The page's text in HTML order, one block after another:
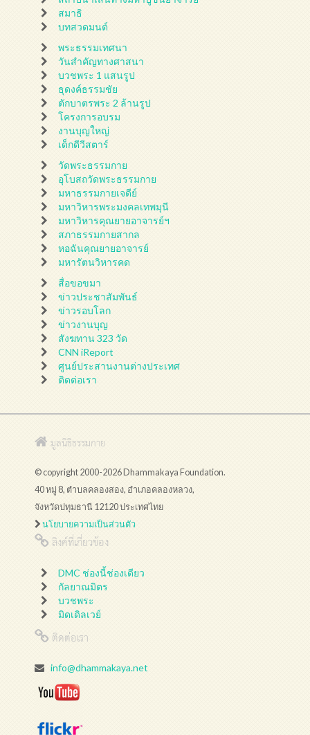
สมาธิ
บทสวดมนต์
พระธรรมเทศนา
วันสำคัญทางศาสนา
บวชพระ 1 แสนรูป
ธุดงค์ธรรมชัย
ตักบาตรพระ 2 ล้านรูป
โครงการอบรม
งานบุญใหญ่
เด็กดีวีสตาร์
วัดพระธรรมกาย
อุโบสถวัดพระธรรมกาย
มหาธรรมกายเจดีย์
มหาวิหารพระมงคลเทพมุนี
มหาวิหารคุณยายอาจารย์ฯ
สภาธรรมกายสากล
หอฉันคุณยายอาจารย์
มหารัตนวิหารคด
สื่อขอขมา
ข่าวประชาสัมพันธ์
ข่าวรอบโลก
ข่าวงานบุญ
สังฆทาน 323 วัด
CNN iReport
ศูนย์ประสานงานต่างประเทศ
ติดต่อเรา
มูลนิธิธรรมกาย
© copyright 2000-2026 Dhammakaya Foundation.
40 หมู่ 8, ตำบลคลองสอง, อำเภอคลองหลวง,
จังหวัดปทุมธานี 12120 ประเทศไทย
นโยบายความเป็นส่วนตัว
ลิงค์ที่เกี่ยวข้อง
DMC ช่องนี้ช่องเดียว
กัลยาณมิตร
บวชพระ
มิดเดิลเวย์
ติดต่อเรา
info@dhammakaya.net